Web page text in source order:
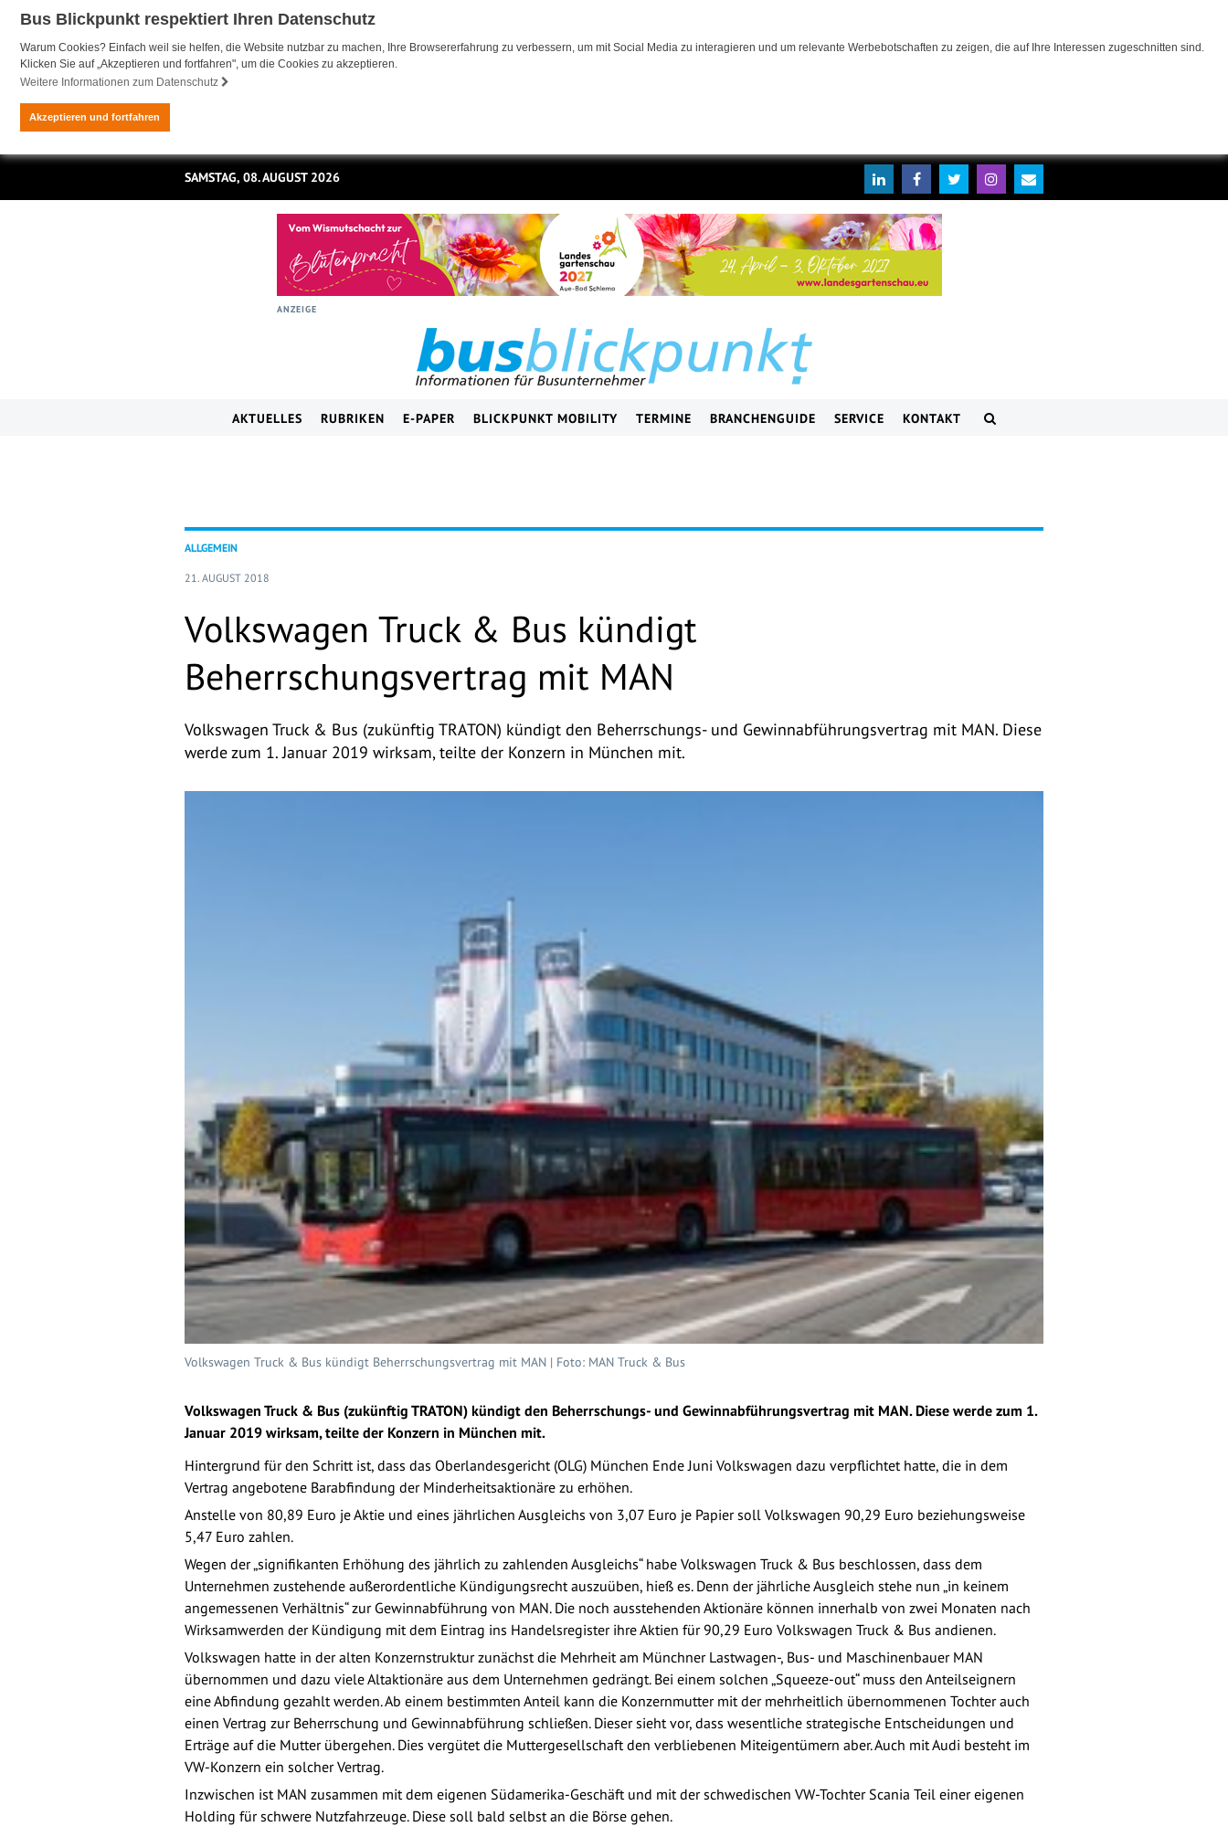
Bus Blickpunkt respektiert Ihren Datenschutz
Warum Cookies? Einfach weil sie helfen, die Website nutzbar zu machen, Ihre Browsererfahrung zu verbessern, um mit Social Media zu interagieren und um relevante Werbebotschaften zu zeigen, die auf Ihre Interessen zugeschnitten sind.
Klicken Sie auf „Akzeptieren und fortfahren", um die Cookies zu akzeptieren.
Weitere Informationen zum Datenschutz
Akzeptieren und fortfahren
SAMSTAG, 08. AUGUST 2026
ANZEIGE
AKTUELLES RUBRIKEN E-PAPER BLICKPUNKT MOBILITY TERMINE BRANCHENGUIDE SERVICE KONTAKT
ALLGEMEIN
21. AUGUST 2018
Volkswagen Truck & Bus kündigt
Beherrschungsvertrag mit MAN
Volkswagen Truck & Bus (zukünftig TRATON) kündigt den Beherrschungs- und Gewinnabführungsvertrag mit MAN. Diese
werde zum 1. Januar 2019 wirksam, teilte der Konzern in München mit.
Volkswagen Truck & Bus kündigt Beherrschungsvertrag mit MAN | Foto: MAN Truck & Bus
Volkswagen Truck & Bus (zukünftig TRATON) kündigt den Beherrschungs- und Gewinnabführungsvertrag mit MAN. Diese werde zum 1.
Januar 2019 wirksam, teilte der Konzern in München mit.
Hintergrund für den Schritt ist, dass das Oberlandesgericht (OLG) München Ende Juni Volkswagen dazu verpflichtet hatte, die in dem
Vertrag angebotene Barabfindung der Minderheitsaktionäre zu erhöhen.
Anstelle von 80,89 Euro je Aktie und eines jährlichen Ausgleichs von 3,07 Euro je Papier soll Volkswagen 90,29 Euro beziehungsweise
5,47 Euro zahlen.
Wegen der „signifikanten Erhöhung des jährlich zu zahlenden Ausgleichs“ habe Volkswagen Truck & Bus beschlossen, dass dem
Unternehmen zustehende außerordentliche Kündigungsrecht auszuüben, hieß es. Denn der jährliche Ausgleich stehe nun „in keinem
angemessenen Verhältnis“ zur Gewinnabführung von MAN. Die noch ausstehenden Aktionäre können innerhalb von zwei Monaten nach
Wirksamwerden der Kündigung mit dem Eintrag ins Handelsregister ihre Aktien für 90,29 Euro Volkswagen Truck & Bus andienen.
Volkswagen hatte in der alten Konzernstruktur zunächst die Mehrheit am Münchner Lastwagen-, Bus- und Maschinenbauer MAN
übernommen und dazu viele Altaktionäre aus dem Unternehmen gedrängt. Bei einem solchen „Squeeze-out“ muss den Anteilseignern
eine Abfindung gezahlt werden. Ab einem bestimmten Anteil kann die Konzernmutter mit der mehrheitlich übernommenen Tochter auch
einen Vertrag zur Beherrschung und Gewinnabführung schließen. Dieser sieht vor, dass wesentliche strategische Entscheidungen und
Erträge auf die Mutter übergehen. Dies vergütet die Muttergesellschaft den verbliebenen Miteigentümern aber. Auch mit Audi besteht im
VW-Konzern ein solcher Vertrag.
Inzwischen ist MAN zusammen mit dem eigenen Südamerika-Geschäft und mit der schwedischen VW-Tochter Scania Teil einer eigenen
Holding für schwere Nutzfahrzeuge. Diese soll bald selbst an die Börse gehen.